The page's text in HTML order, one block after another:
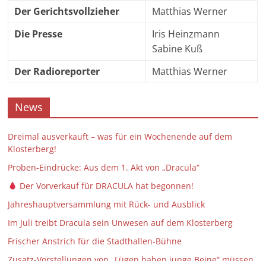
Der Gerichtsvollzieher
Matthias Werner
Die Presse
Iris Heinzmann
Sabine Kuß
Der Radioreporter
Matthias Werner
News
Dreimal ausverkauft – was für ein Wochenende auf dem
Klosterberg!
Proben-Eindrücke: Aus dem 1. Akt von „Dracula“
Der Vorverkauf für DRACULA hat begonnen!
Jahreshauptversammlung mit Rück- und Ausblick
Im Juli treibt Dracula sein Unwesen auf dem Klosterberg
Frischer Anstrich für die Stadthallen-Bühne